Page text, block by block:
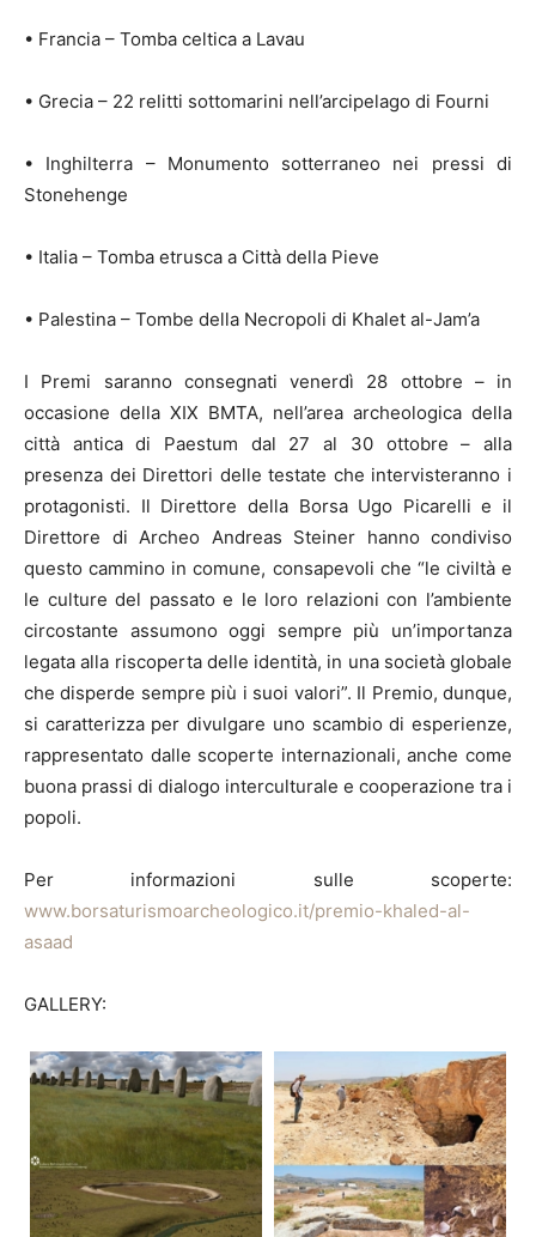
• Francia – Tomba celtica a Lavau
• Grecia – 22 relitti sottomarini nell’arcipelago di Fourni
• Inghilterra – Monumento sotterraneo nei pressi di
Stonehenge
• Italia – Tomba etrusca a Città della Pieve
• Palestina – Tombe della Necropoli di Khalet al-Jam’a
I Premi saranno consegnati venerdì 28 ottobre – in
occasione della XIX BMTA, nell’area archeologica della
città antica di Paestum dal 27 al 30 ottobre – alla
presenza dei Direttori delle testate che intervisteranno i
protagonisti. Il Direttore della Borsa Ugo Picarelli e il
Direttore di Archeo Andreas Steiner hanno condiviso
questo cammino in comune, consapevoli che “le civiltà e
le culture del passato e le loro relazioni con l’ambiente
circostante assumono oggi sempre più un’importanza
legata alla riscoperta delle identità, in una società globale
che disperde sempre più i suoi valori”. Il Premio, dunque,
si caratterizza per divulgare uno scambio di esperienze,
rappresentato dalle scoperte internazionali, anche come
buona prassi di dialogo interculturale e cooperazione tra i
popoli.
Per informazioni sulle scoperte:
www.borsaturismoarcheologico.it/premio-khaled-al-
asaad
GALLERY: